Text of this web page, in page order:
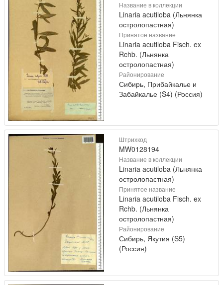
Название в коллекции
Linaria acutiloba (Льнянка
остролопастная)
Принятое название
Linaria acutiloba Fisch. ex
Rchb. (Льнянка
остролопастная)
Районирование
Сибирь, Прибайкалье и
Забайкалье (S4) (Россия)
Штрихкод
MW0128194
Название в коллекции
Linaria acutiloba (Льнянка
остролопастная)
Принятое название
Linaria acutiloba Fisch. ex
Rchb. (Льнянка
остролопастная)
Районирование
Сибирь, Якутия (S5)
(Россия)